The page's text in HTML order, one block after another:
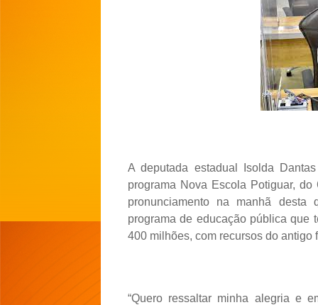
A deputada estadual Isolda
programa Nova Escola Potiguar,
pronunciamento na manhã desta
programa de educação pública que
400 milhões, com recursos do
“Quero ressaltar minha alegria e